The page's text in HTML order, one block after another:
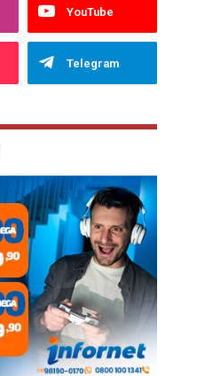
YouTube
Telegram